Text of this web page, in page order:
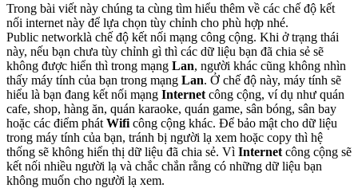
Trong bài viết này chúng ta cùng tìm hiểu thêm về các chế độ kết
nối internet này để lựa chọn tùy chỉnh cho phù hợp nhé.
Public networklà chế độ kết nối mạng công cộng. Khi ở trạng thái
này, nếu bạn chưa tùy chỉnh gì thì các dữ liệu bạn đã chia sẻ sẽ
không được hiển thì trong mạng Lan, người khác cũng không nhìn
thấy máy tính của bạn trong mạng Lan. Ở chế độ này, máy tính sẽ
hiểu là bạn đang kết nối mạng Internet công cộng, ví dụ như quán
cafe, shop, hàng ăn, quán karaoke, quán game, sân bóng, sân bay
hoặc các điểm phát Wifi công cộng khác. Để bảo mật cho dữ liệu
trong máy tính của bạn, tránh bị người lạ xem hoặc copy thì hệ
thống sẽ không hiển thị dữ liệu đã chia sẻ. Vì Internet công cộng sẽ
kết nối nhiều người lạ và chắc chắn rằng có những dữ liệu bạn
không muốn cho người lạ xem.